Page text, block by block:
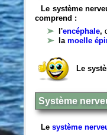
Le système
comprend :
l'encéphale,
lamoelle
Le
Système
Lesystème